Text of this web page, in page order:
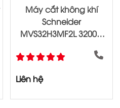
Máy cắt không khí
Schneider
MVS32H3MF2L 3200A
Liên hệ